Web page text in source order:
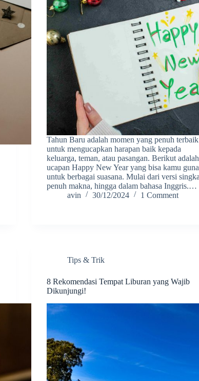
Tahun Baru adalah momen yang penuh terbaik
untuk mengucapkan harapan baik kepada
keluarga, teman, atau pasangan. Berikut
ucapan Happy New Year yang bisa kamu
untuk berbagai suasana. Mulai dari versi
penuh makna, hingga dalam bahasa Inggris.…
avin
30/12/2024 1 Comment
Tips & Trik
8 Rekomendasi Tempat Liburan yang Wajib
Dikunjungi!